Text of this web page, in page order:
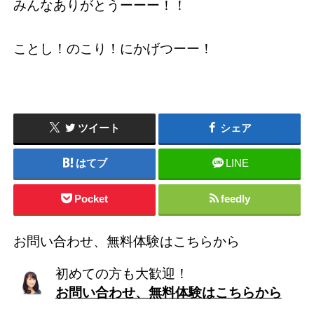
みんなありがとうーーー！！
ことし！のこり！にかげつーー！
ツイート シェア
はてブ LINE
Pocket feedly
お問い合わせ、無料体験はこちらから
初めての方も大歓迎！
お問い合わせ、無料体験はこちらから